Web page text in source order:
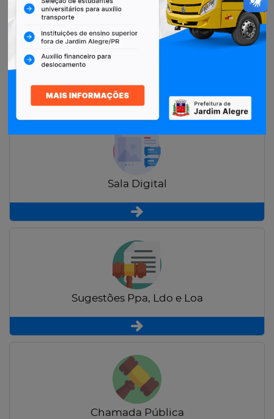
Restituição de Contribuintes
Sala Digital
Sugestões Ppa, Ldo e Loa
Chamada Pública